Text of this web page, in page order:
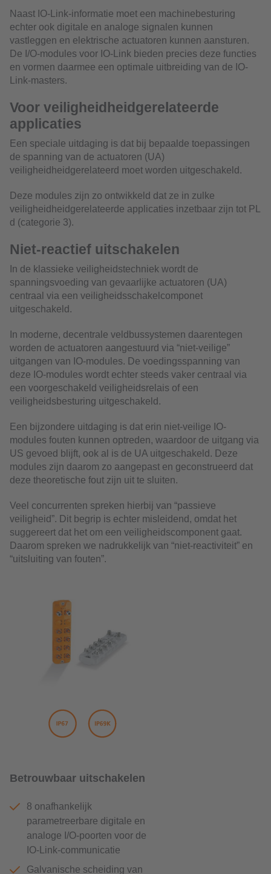
Naast IO-Link-informatie moet een machinebesturing
echter ook digitale en analoge signalen kunnen
vastleggen en elektrische actuatoren kunnen aansturen.
De I/O-modules voor IO-Link bieden precies deze functies
en vormen daarmee een optimale uitbreiding van de IO-
Link-masters.
Voor veiligheidheidgerelateerde
applicaties
Een speciale uitdaging is dat bij bepaalde toepassingen
de spanning van de actuatoren (UA)
veiligheidheidgerelateerd moet worden uitgeschakeld.
Deze modules zijn zo ontwikkeld dat ze in zulke
veiligheidheidgerelateerde applicaties inzetbaar zijn tot PL
d (categorie 3).
Niet-reactief uitschakelen
In de klassieke veiligheidstechniek wordt de
spanningsvoeding van gevaarlijke actuatoren (UA)
centraal via een veiligheidsschakelcomponet
uitgeschakeld.
In moderne, decentrale veldbussystemen daarentegen
worden de actuatoren aangestuurd via “niet-veilige”
uitgangen van IO-modules. De voedingsspanning van
deze IO-modules wordt echter steeds vaker centraal via
een voorgeschakeld veiligheidsrelais of een
veiligheidsbesturing uitgeschakeld.
Een bijzondere uitdaging is dat erin niet-veilige IO-
modules fouten kunnen optreden, waardoor de uitgang via
US gevoed blijft, ook al is de UA uitgeschakeld. Deze
modules zijn daarom zo aangepast en geconstrueerd dat
deze theoretische fout zijn uit te sluiten.
Veel concurrenten spreken hierbij van “passieve
veiligheid”. Dit begrip is echter misleidend, omdat het
suggereert dat het om een veiligheidscomponent gaat.
Daarom spreken we nadrukkelijk van “niet-reactiviteit” en
“uitsluiting van fouten”.
Betrouwbaar uitschakelen
8 onafhankelijk
parametreerbare digitale en
analoge I/O-poorten voor de
IO-Link-communicatie
Galvanische scheiding van